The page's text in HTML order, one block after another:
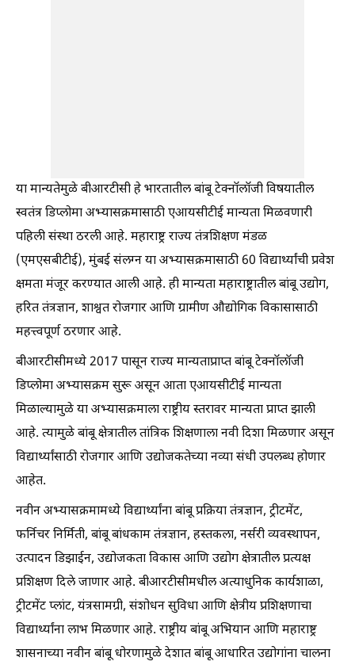
या मान्यतेमुळे बीआरटीसी हे भारतातील बांबू टेक्नॉलॉजी विषयातील
स्वतंत्र डिप्लोमा अभ्यासक्रमासाठी एआयसीटीई मान्यता मिळवणारी
पहिली संस्था ठरली आहे. महाराष्ट्र राज्य तंत्रशिक्षण मंडळ
(एमएसबीटीई), मुंबई संलग्न या अभ्यासक्रमासाठी 60 विद्यार्थ्यांची प्रवेश
क्षमता मंजूर करण्यात आली आहे. ही मान्यता महाराष्ट्रातील बांबू उद्योग,
हरित तंत्रज्ञान, शाश्वत रोजगार आणि ग्रामीण औद्योगिक विकासासाठी
महत्त्वपूर्ण ठरणार आहे.
बीआरटीसीमध्ये 2017 पासून राज्य मान्यताप्राप्त बांबू टेक्नॉलॉजी
डिप्लोमा अभ्यासक्रम सुरू असून आता एआयसीटीई मान्यता
मिळाल्यामुळे या अभ्यासक्रमाला राष्ट्रीय स्तरावर मान्यता प्राप्त झाली
आहे. त्यामुळे बांबू क्षेत्रातील तांत्रिक शिक्षणाला नवी दिशा मिळणार असून
विद्यार्थ्यांसाठी रोजगार आणि उद्योजकतेच्या नव्या संधी उपलब्ध होणार
आहेत.
नवीन अभ्यासक्रमामध्ये विद्यार्थ्यांना बांबू प्रक्रिया तंत्रज्ञान, ट्रीटमेंट,
फर्निचर निर्मिती, बांबू बांधकाम तंत्रज्ञान, हस्तकला, नर्सरी व्यवस्थापन,
उत्पादन डिझाईन, उद्योजकता विकास आणि उद्योग क्षेत्रातील प्रत्यक्ष
प्रशिक्षण दिले जाणार आहे. बीआरटीसीमधील अत्याधुनिक कार्यशाळा,
ट्रीटमेंट प्लांट, यंत्रसामग्री, संशोधन सुविधा आणि क्षेत्रीय प्रशिक्षणाचा
विद्यार्थ्यांना लाभ मिळणार आहे. राष्ट्रीय बांबू अभियान आणि महाराष्ट्र
शासनाच्या नवीन बांबू धोरणामुळे देशात बांबू आधारित उद्योगांना चालना